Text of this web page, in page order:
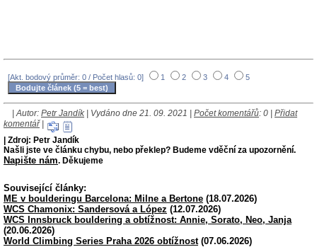
[Akt. bodový průměr: 0 / Počet hlasů: 0] 1 2 3 4 5
| Autor: Petr Jandík | Vydáno dne 21. 09. 2021 | Počet komentářů: 0 | Přidat
komentář|
| Zdroj: Petr Jandík
Našli jste ve článku chybu, nebo překlep? Budeme vděční za upozornění.
Napište nám. Děkujeme
Související články:
ME v boulderingu Barcelona: Milne a Bertone (18.07.2026)
WCS Chamonix: Sandersová a López (12.07.2026)
WCS Innsbruck bouldering a obtížnost: Annie, Sorato, Neo, Janja
(20.06.2026)
World Climbing Series Praha 2026 obtížnost(07.06.2026)